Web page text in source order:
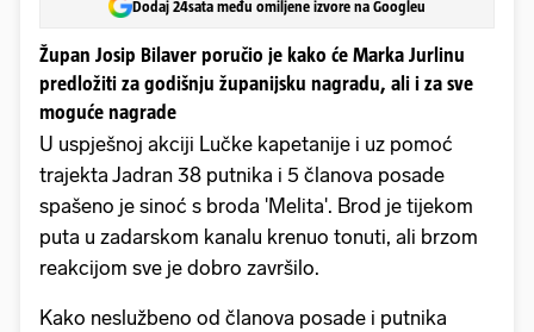
Dodaj 24sata među omiljene izvore na Googleu
Župan Josip Bilaver poručio je kako će Marka Jurlinu
predložiti za godišnju županijsku nagradu, ali i za sve
moguće nagrade
U uspješnoj akciji Lučke kapetanije i uz pomoć
trajekta Jadran 38 putnika i 5 članova posade
spašeno je sinoć s broda 'Melita'. Brod je tijekom
puta u zadarskom kanalu krenuo tonuti, ali brzom
reakcijom sve je dobro završilo.
Kako neslužbeno od članova posade i putnika